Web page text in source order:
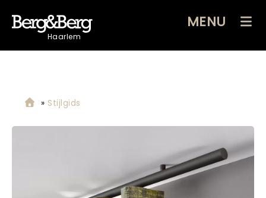
Haarlem
MENU
» Stijlgids